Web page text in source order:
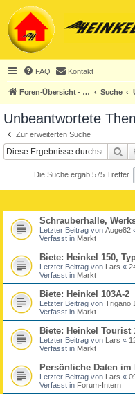
FAQ Kontakt
Foren-Übersicht - ACHTUNG! Neuregistrierung nur noch für Heinkel-Club-Mitglieder! Suche
Unbeantwortete
Zur erweiterten Suche
Die Suche ergab 575 Treffer
Schrauberhalle,
Letzter Beitrag von Auge82
Verfasst in Markt
Biete: Heinkel 150,
Letzter Beitrag von Lars «
Verfasst in Markt
Biete: Heinkel 103A-2
Letzter Beitrag von Trigano
Verfasst in Markt
Biete: Heinkel Tourist
Letzter Beitrag von Lars «
Verfasst in Markt
Persönliche Daten im
Letzter Beitrag von Lars «
Verfasst in Forum-Intern